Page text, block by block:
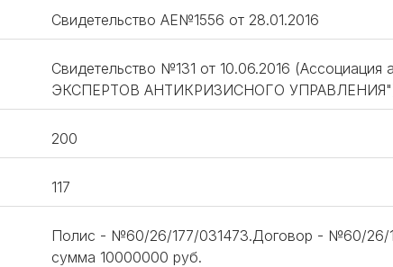
Свидетельство АЕ№1556 от 28.01.2016
Свидетельство №131 от 10.06.2016
ЭКСПЕРТОВ АНТИКРИЗИСНОГО
200
117
Полис - №60/26/177/031473.Договор - №60/26/
сумма 10000000 руб.